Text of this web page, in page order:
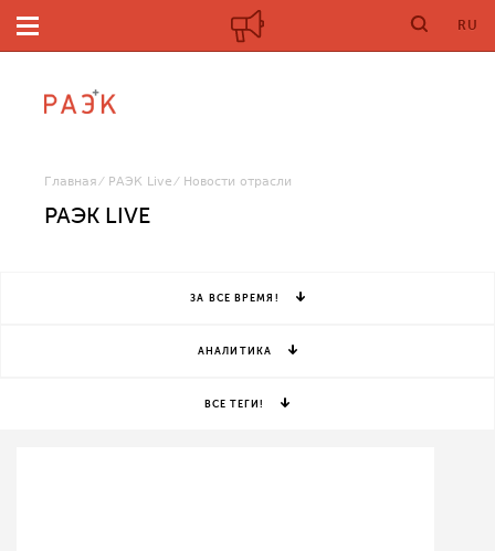
RU
Главная РАЭК Live Новости отрасли
РАЭК LIVE
ЗА ВСЕ ВРЕМЯ!
АНАЛИТИКА
ВСЕ ТЕГИ!